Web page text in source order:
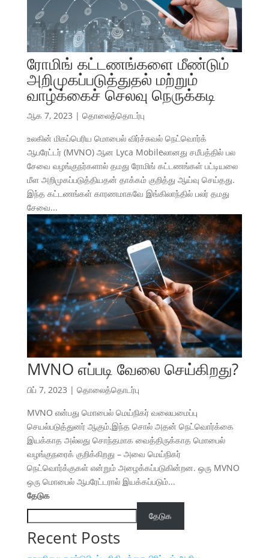
ரோமிங் கட்டணங்களை மீண்டும்
அறிமுகப்படுத்துதல் மற்றும்
வாழ்க்கைச் செலவு நெருக்கடி
ஆக 7, 2023 | தொலைத்தொடர்பு
உலகின் மிகப்பெரிய மொபைல் விர்ச்சுவல் நெட்வொர்க்
ஆபரேட்டர் (MVNO) ஆன Lyca Mobileலானது சமீபத்தில் பல
சேவை வழங்குநர்களால் தமது ரோமிங் கட்டணங்கள் பட்டியலை
மீள அறிமுகப்படுத்தியதன் தாக்கம் குறித்து ஆய்வு செய்தது.
இந்த கட்டணங்கள் காரணமாகவே இங்கிலாந்தில் பலர் தமது
சேவை...
MVNO எப்படி வேலை செய்கிறது?
பிப் 7, 2023 | தொலைத்தொடர்பு
MVNO என்பது மொபைல் மெய்நிகர் வலையமைப்பு
செயல்படுத்துனர் ஆகும்.இந்த சொல் அதன் நெட்வொர்க்கை
இயக்காத அல்லது சொந்தமாக வைத்திருக்காத மொபைல்
வழங்குநரைக் குறிக்கிறது – அவை மெய்நிகர்
நெட்வொர்க்குகள் என்றும் அழைக்கப்படுகின்றன. ஒரு MVNO
ஒரு மொபைல் ஆபரேட்டரால் இயக்கப்படும்...
தேடுக
தேடுக
Recent Posts